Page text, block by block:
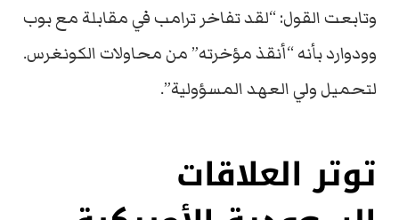
وتابعت القول: “لقد تفاخر ترامب في مقابلة مع بوب
وودوارد بأنه “أنقذ مؤخرته” من محاولات الكونغرس.
لتحميل ولي العهد المسؤولية”.
توتر العلاقات